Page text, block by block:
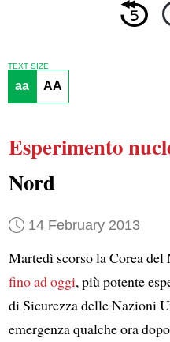
TEXT SIZE
aa AA
Esperimento
Nord
14 February 2013
Martedì scorso la Corea
fino ad oggi, più potente
di Sicurezza delle Nazioni
emergenza qualche ora